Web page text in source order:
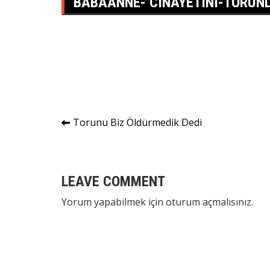
Yazı
Torunu Biz Öldürmedik Dedi
LEAVE COMMENT
Yorum yapabilmek için oturum açmalısınız.